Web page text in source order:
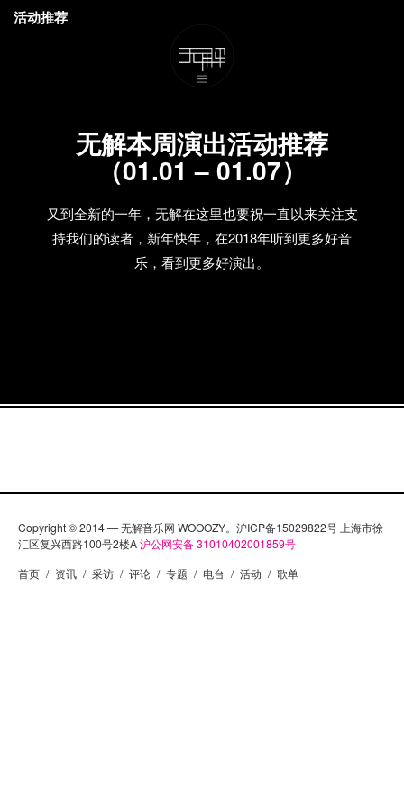
无解本周演出活动推荐
（01.01 – 01.07）
又到全新的一年，无解在这里也要祝一直以来关注支
持我们的读者，新年快年，在2018年听到更多好音
乐，看到更多好演出。
活动推荐
Copyright © 2014 — 无解音乐网 WOOOZY。沪ICP备15029822号 上海市徐
汇区复兴西路100号2楼A沪公网安备 31010402001859号
首页 / 资讯 / 采访 / 评论 / 专题 / 电台 / 活动 / 歌单